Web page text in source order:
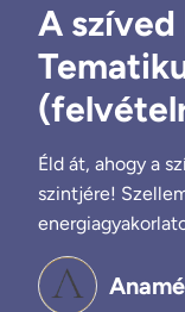
A szíved
Éld át, ahogy a
szintjére!